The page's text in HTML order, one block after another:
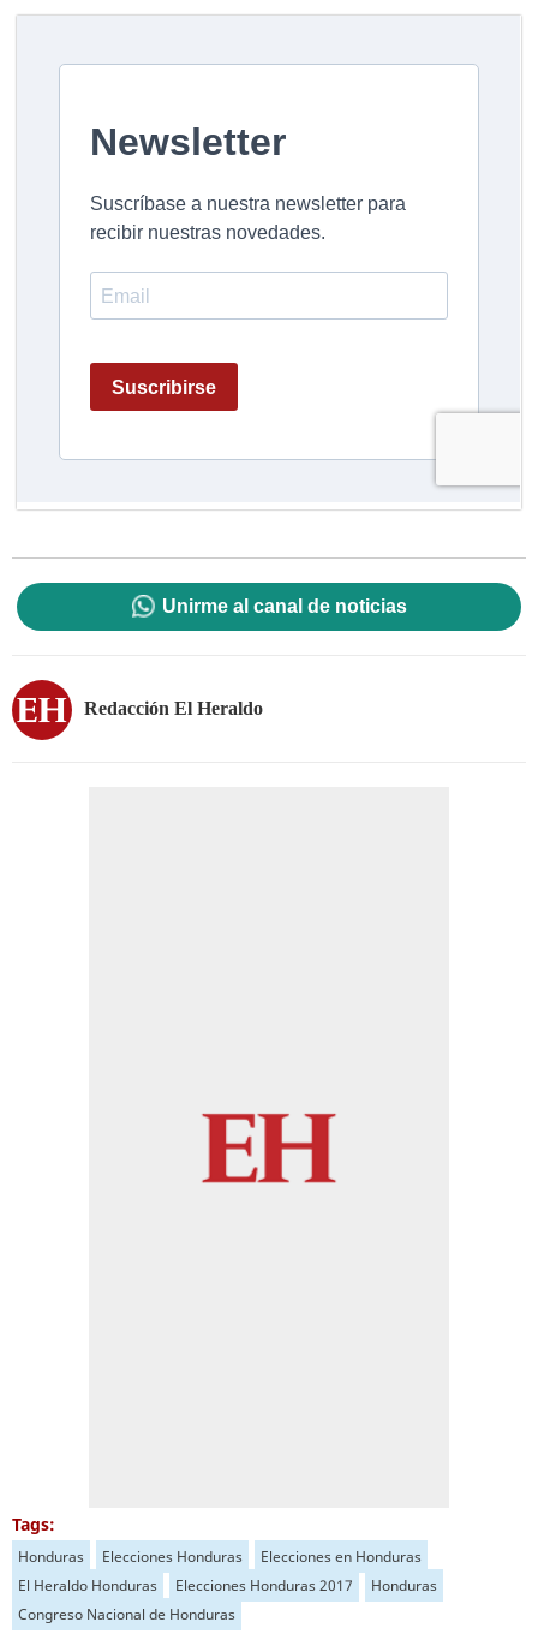
Unirme al canal de noticias
Redacción El Heraldo
Tags:
Honduras Elecciones Honduras
Elecciones en Honduras
El Heraldo Honduras
Elecciones Honduras 2017
Honduras
Congreso Nacional de Honduras